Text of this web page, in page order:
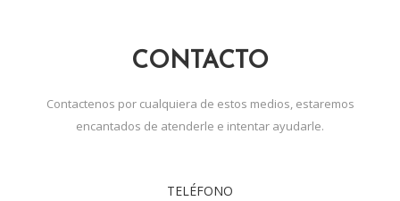
CONTACTO
Contactenos por cualquiera de estos medios, estaremos
encantados de atenderle e intentar ayudarle.
TELÉFONO